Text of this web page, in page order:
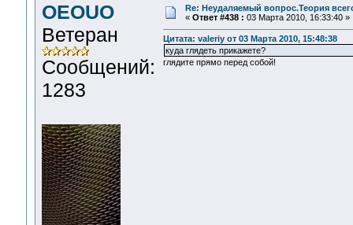
OEOUO
Ветеран
Сообщений:
1283
Re: Неудаляемый вопрос.Теория
« Ответ #438 : 03 Марта 2010, 16:33:40 »
Цитата: valeriy от 03 Марта 2010, 15:48:38
куда глядеть прикажете?
глядите прямо перед собой!